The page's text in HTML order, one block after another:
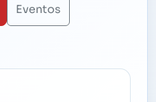
Eventos